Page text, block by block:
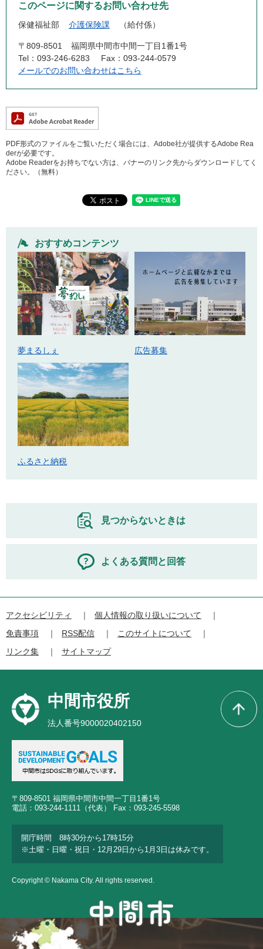
このページに関するお問い合わせ先
保健福祉部 介護保険課 給付係
〒809-8501
福岡県中間市中間一丁目1番1号
Tel：093-246-6283
Fax：093-244-0579
メールでのお問い合わせはこちら
PDF形式のファイルをご覧いただく場合には、Adobe社が提供するAdobe Rea
derが必要です。
Adobe Readerをお持ちでない方は、バナーのリンク先からダウンロードしてく
ださい。（無料）
おすすめコンテンツ
夢まるしぇ 広告募集
ふるさと納税
見つからないときは
よくある質問と回答
アクセシビリティ
個人情報の取り扱いについて
免責事項
RSS配信
このサイトについて
リンク集
サイトマップ
中間市役所
法人番号9000020402150
〒809-8501 福岡県中間市中間一丁目1番1号
電話：093-244-1111（代表） Fax：093-245-5598
開庁時間 8時30分から17時15分
※土曜・日曜・祝日・12月29日から1月3日は休みです。
Copyright © Nakama City. All rights reserved.